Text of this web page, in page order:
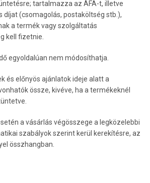
tartalmazza az ÁFA-t, illetve
díjat (csomagolás, postaköltség stb.),
a termék vagy szolgáltatás
kell fizetnie.
egyoldalúan nem módosíthatja.
és előnyös ajánlatok ideje alatt a
össze, kivéve, ha a termékeknél
a vásárlás végösszege a legközelebbi
szabályok szerint kerül kerekítésre, az
összhangban.